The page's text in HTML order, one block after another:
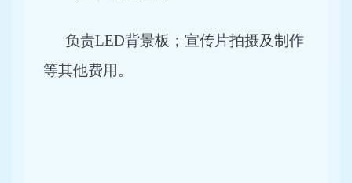
负责LED背景板；宣传片拍摄及制作
等其他费用。